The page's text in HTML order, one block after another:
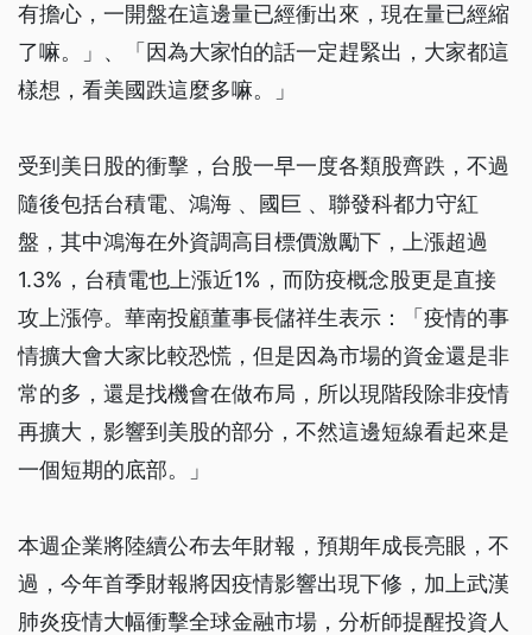
有擔心，一開盤在這邊量已經衝出來，現在量已經縮
了嘛。」、「因為大家怕的話一定趕緊出，大家都這
樣想，看美國跌這麼多嘛。」
受到美日股的衝擊，台股一早一度各類股齊跌，不過
隨後包括台積電、鴻海 、國巨 、聯發科都力守紅
盤，其中鴻海在外資調高目標價激勵下，上漲超過
1.3%，台積電也上漲近1%，而防疫概念股更是直接
攻上漲停。華南投顧董事長儲祥生表示：「疫情的事
情擴大會大家比較恐慌，但是因為市場的資金還是非
常的多，還是找機會在做布局，所以現階段除非疫情
再擴大，影響到美股的部分，不然這邊短線看起來是
一個短期的底部。」
本週企業將陸續公布去年財報，預期年成長亮眼，不
過，今年首季財報將因疫情影響出現下修，加上武漢
肺炎疫情大幅衝擊全球金融市場，分析師提醒投資人